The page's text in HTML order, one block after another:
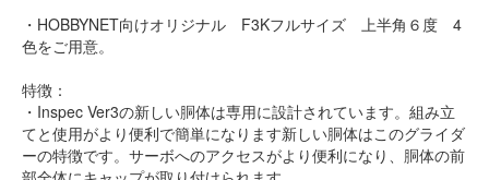
・HOBBYNET向けオリジナル F3Kフルサイズ 上半角６度 4
色をご用意。
特徴：
・Inspec Ver3の新しい胴体は専用に設計されています。組み立
てと使用がより便利で簡単になります新しい胴体はこのグライダ
ーの特徴です。サーボへのアクセスがより便利になり、胴体の前